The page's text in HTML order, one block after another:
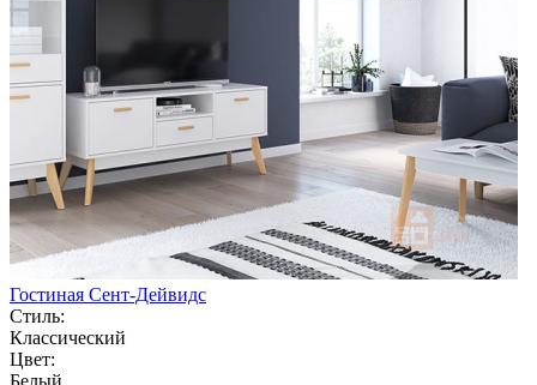
Гостиная Сент-Дейвидс
Стиль:
Классический
Цвет:
Белый